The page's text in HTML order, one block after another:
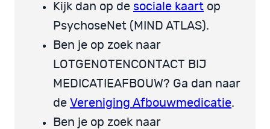
Kijk dan op de sociale kaart op
PsychoseNet (MIND ATLAS).
Ben je op zoek naar
LOTGENOTENCONTACT BIJ
MEDICATIEAFBOUW? Ga dan naar
de Vereniging Afbouwmedicatie.
Ben je op zoek naar